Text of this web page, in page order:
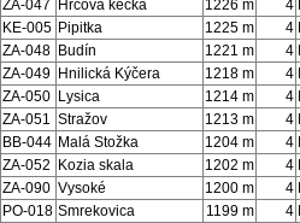
ZA-047
Hrčova kečka 1226 m 4
KE-005 Pipitka 1225 m 4
ZA-048 Budín 1221 m 4
ZA-049 Hnilická Kýčera 1218 m 4
ZA-050 Lysica 1214 m 4
ZA-051 Stražov 1213 m 4
BB-044 Malá Stožka 1204 m 4
ZA-052
Kozia skala 1202 m 4
ZA-090 Vysoké 1200 m 4
PO-018 Smrekovica 1199 m 4